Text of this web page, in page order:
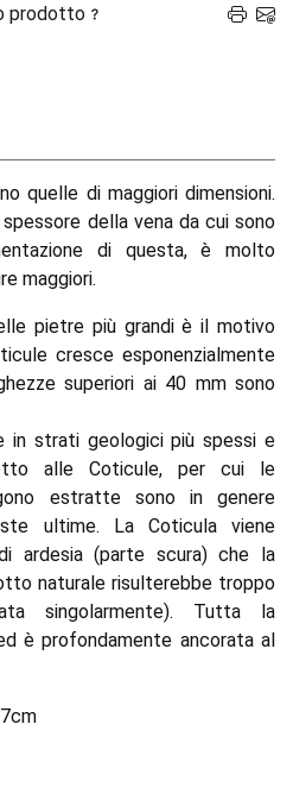
prodotto
quelle di maggiori dimensioni.
della vena da cui sono
di questa, è molto
maggiori.
pietre più grandi è il motivo
cresce esponenzialmente
superiori ai 40 mm sono
in strati geologici più spessi e
alle Coticule, per cui le
estratte sono in genere
ultime. La Coticula viene
ardesia (parte scura) che la
naturale risulterebbe troppo
singolarmente). Tutta la
è profondamente ancorata al